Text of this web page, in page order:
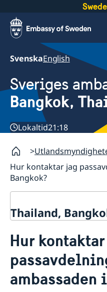
SvenskaEnglish
Sveriges
Bangkok,
Lokaltid21:18
Hur kontaktar jag
Bangkok?
Thailand,
Om oss
Honorärkonsulat
Netikett
Sociala media -
Dataskyddspolicy
Så stöttar vi svenska
Vi är en resurs för
Team Sweden
Aktuellt
Hur
ambassaden